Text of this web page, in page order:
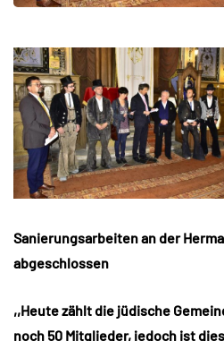
Sanierungsarbeiten an der
abgeschlossen
,,Heute zählt die jüdische
noch 50 Mitglieder, jedoch ist